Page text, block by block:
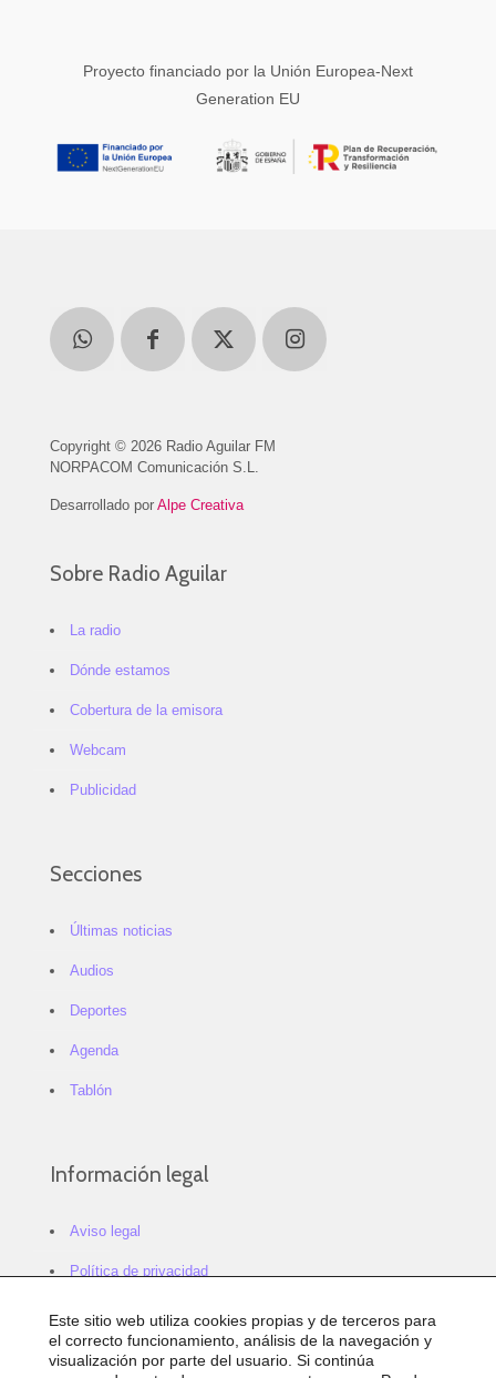
Proyecto financiado por la Unión Europea-Next
Generation EU
Copyright © 2026 Radio Aguilar FM
NORPACOM Comunicación S.L.
Desarrollado por Alpe Creativa
Sobre Radio Aguilar
La radio
Dónde estamos
Cobertura de la emisora
Webcam
Publicidad
Secciones
Últimas noticias
Audios
Deportes
Agenda
Tablón
Información legal
Aviso legal
Política de privacidad
Política de cookies
Configurar cookies
Este sitio web utiliza cookies propias y de terceros para
el correcto funcionamiento, análisis de la navegación y
visualización por parte del usuario. Si continúa